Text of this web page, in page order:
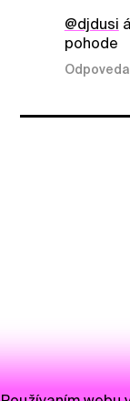
@djdusi
pohode